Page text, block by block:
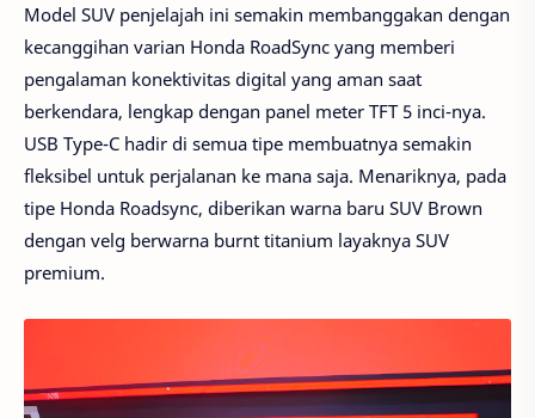
Model SUV penjelajah ini semakin membanggakan dengan
kecanggihan varian Honda RoadSync yang memberi
pengalaman konektivitas digital yang aman saat
berkendara, lengkap dengan panel meter TFT 5 inci-nya.
USB Type-C hadir di semua tipe membuatnya semakin
fleksibel untuk perjalanan ke mana saja. Menariknya, pada
tipe Honda Roadsync, diberikan warna baru SUV Brown
dengan velg berwarna burnt titanium layaknya SUV
premium.